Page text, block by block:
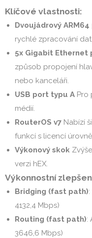
Klíčové vlastnosti:
Dvoujádrový
rychlé zpracování dat.
5x Gigabit Ethernet
způsob propojení
nebo kanceláři.
USB port typu A Pro
médií.
RouterOS v7 Nabízí
funkcí s licencí
Výkonový skok
verzi hEX.
Výkonnostní
Bridging (fast path)
4132,4 Mbps)
Routing (fast path):
3646,6 Mbps)